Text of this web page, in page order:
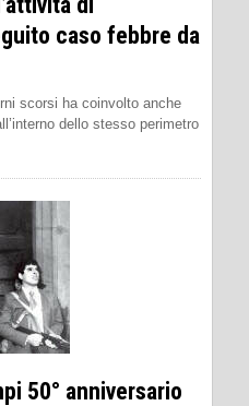
caso febbre da
scorsi ha coinvolto anche
dello stesso perimetro
50° anniversario